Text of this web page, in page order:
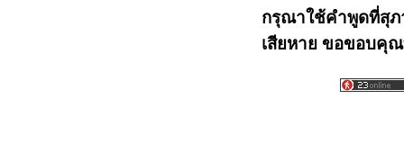
กรุณาใช้คำพูดที่สุภ
เสียหาย ขอขอบคุ